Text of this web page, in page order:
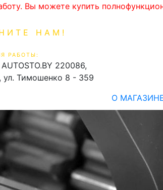
Вы можете купить
НАМ!
РАБОТЫ:
AUTOSTO.BY 220086,
ул. Тимошенко 8 - 359
О